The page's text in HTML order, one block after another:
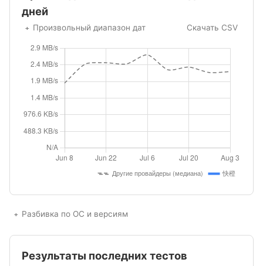
дней
Произвольный диапазон дат Скачать CSV
Разбивка по ОС и версиям
Результаты последних тестов